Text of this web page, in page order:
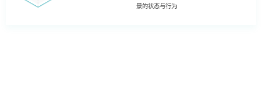
景的状态与行为